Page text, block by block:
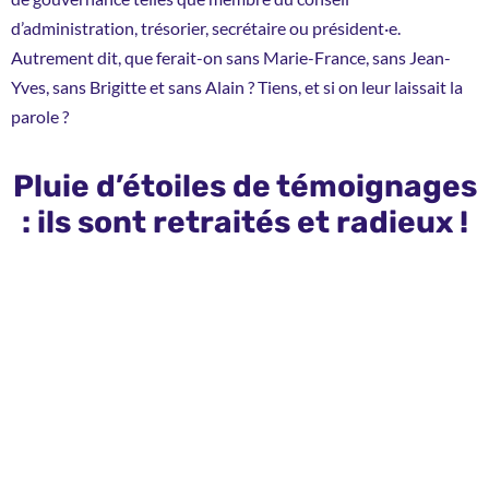
d’administration, trésorier, secrétaire ou président·e.
Autrement dit, que ferait-on sans Marie-France, sans Jean-
Yves, sans Brigitte et sans Alain ? Tiens, et si on leur laissait la
parole ?
Pluie d’étoiles de témoignages
: ils sont retraités et radieux !